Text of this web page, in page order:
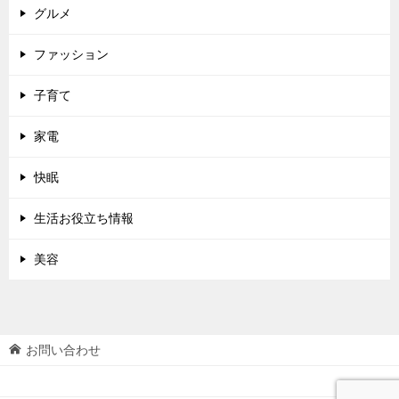
グルメ
ファッション
子育て
家電
快眠
生活お役立ち情報
美容
お問い合わせ